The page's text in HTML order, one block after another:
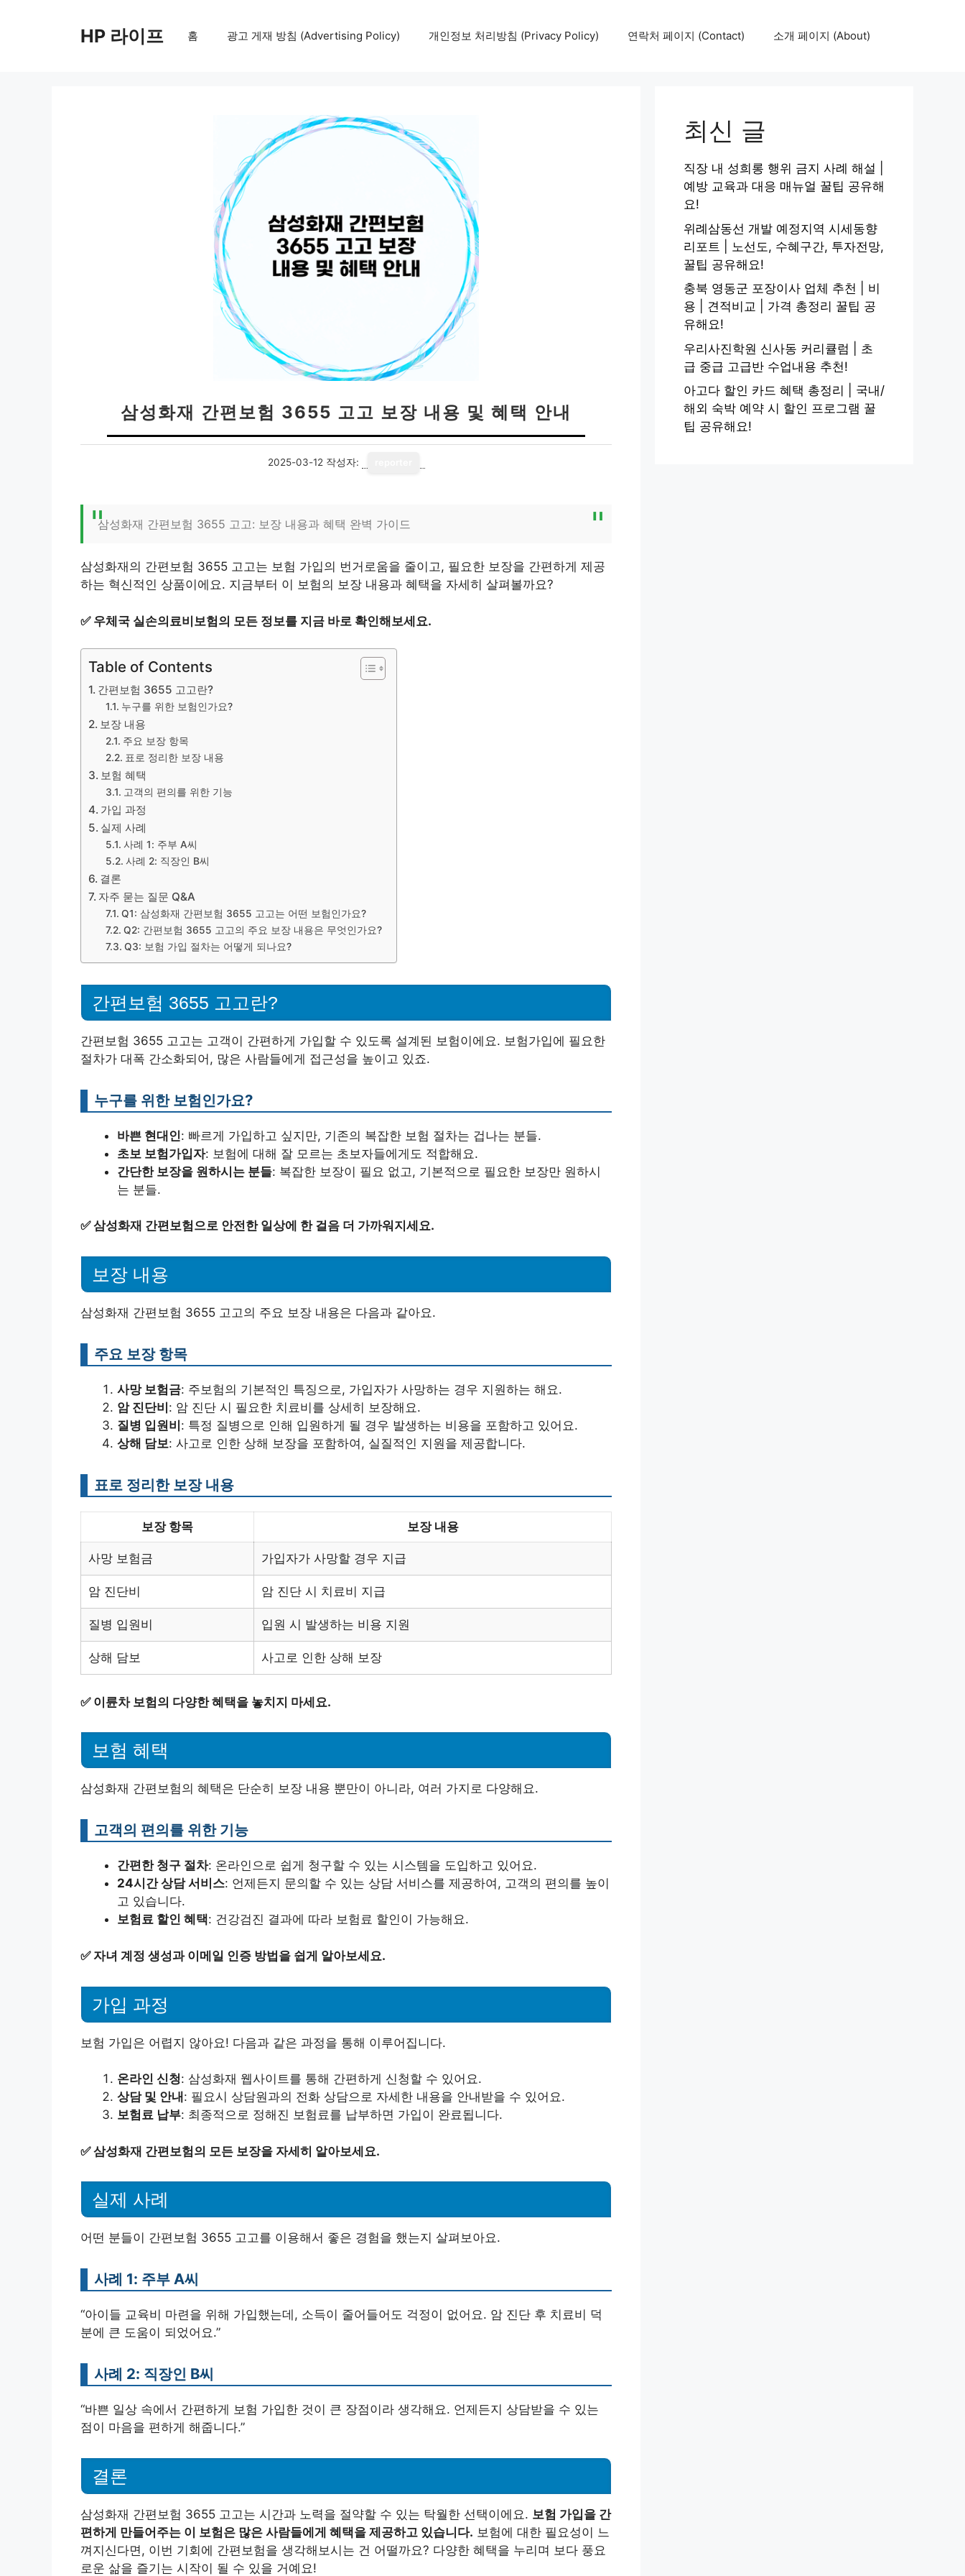
HP 라이프 홈 광고 게재 방침 (Advertising Policy) 개인정보 처리방침 (Privacy Policy) 연락처 페이지 (Contact) 소개 페이지 (About)
삼성화재 간편보험 3655 고고 보장 내용 및 혜택 안내
2025-03-12 작성자:
삼성화재 간편보험 3655 고고: 보장 내용과 혜택 완벽 가이드
삼성화재의 간편보험 3655 고고는 보험 가입의 번거로움을 줄이고, 필요한 보장을 간편하게 제공
하는 혁신적인 상품이에요. 지금부터 이 보험의 보장 내용과 혜택을 자세히 살펴볼까요?
✅ 우체국 실손의료비보험의 모든 정보를 지금 바로 확인해보세요.
Table of Contents
간편보험 3655 고고란?
누구를 위한 보험인가요?
보장 내용
주요 보장 항목
표로 정리한 보장 내용
보험 혜택
고객의 편의를 위한 기능
가입 과정
실제 사례
사례 1: 주부 A씨
사례 2: 직장인 B씨
결론
자주 묻는 질문 Q&A
Q1: 삼성화재 간편보험 3655 고고는 어떤 보험인가요?
Q2: 간편보험 3655 고고의 주요 보장 내용은 무엇인가요?
Q3: 보험 가입 절차는 어떻게 되나요?
간편보험 3655 고고란?
간편보험 3655 고고는 고객이 간편하게 가입할 수 있도록 설계된 보험이에요. 보험가입에 필요한
절차가 대폭 간소화되어, 많은 사람들에게 접근성을 높이고 있죠.
누구를 위한 보험인가요?
바쁜 현대인: 빠르게 가입하고 싶지만, 기존의 복잡한 보험 절차는 겁나는 분들.
초보 보험가입자: 보험에 대해 잘 모르는 초보자들에게도 적합해요.
간단한 보장을 원하시는 분들: 복잡한 보장이 필요 없고, 기본적으로 필요한 보장만 원하시
는 분들.
✅삼성화재 간편보험으로 안전한 일상에 한 걸음 더 가까워지세요.
보장 내용
삼성화재 간편보험 3655 고고의 주요 보장 내용은 다음과 같아요.
주요 보장 항목
사망 보험금: 주보험의 기본적인 특징으로, 가입자가 사망하는 경우 지원하는 해요.
암 진단비 : 암 진단 시 필요한 치료비를 상세히 보장해요.
질병 입원비 : 특정 질병으로 인해 입원하게 될 경우 발생하는 비용을 포함하고 있어요.
상해 담보: 사고로 인한 상해 보장을 포함하여, 실질적인 지원을 제공합니다.
표로 정리한 보장 내용
보장 항목 보장 내용
사망 보험금 가입자가 사망할 경우 지급
암 진단비 암 진단 시 치료비 지급
질병 입원비 입원 시 발생하는 비용 지원
상해 담보 사고로 인한 상해 보장
✅ 이륜차 보험의 다양한 혜택을 놓치지 마세요.
보험 혜택
삼성화재 간편보험의 혜택은 단순히 보장 내용 뿐만이 아니라, 여러 가지로 다양해요.
고객의 편의를 위한 기능
간편한 청구 절차: 온라인으로 쉽게 청구할 수 있는 시스템을 도입하고 있어요.
24시간 상담 서비스: 언제든지 문의할 수 있는 상담 서비스를 제공하여, 고객의 편의를 높이
고 있습니다.
보험료 할인 혜택: 건강검진 결과에 따라 보험료 할인이 가능해요.
✅ 자녀 계정 생성과 이메일 인증 방법을 쉽게 알아보세요.
가입 과정
보험 가입은 어렵지 않아요! 다음과 같은 과정을 통해 이루어집니다.
온라인 신청: 삼성화재 웹사이트를 통해 간편하게 신청할 수 있어요.
상담 및 안내 : 필요시 상담원과의 전화 상담으로 자세한 내용을 안내받을 수 있어요.
보험료 납부: 최종적으로 정해진 보험료를 납부하면 가입이 완료됩니다.
✅삼성화재 간편보험의 모든 보장을 자세히 알아보세요.
실제 사례
어떤 분들이 간편보험 3655 고고를 이용해서 좋은 경험을 했는지 살펴보아요.
사례 1: 주부 A씨
“아이들 교육비 마련을 위해 가입했는데, 소득이 줄어들어도 걱정이 없어요. 암 진단 후 치료비 덕
분에 큰 도움이 되었어요.”
사례 2: 직장인 B씨
“바쁜 일상 속에서 간편하게 보험 가입한 것이 큰 장점이라 생각해요. 언제든지 상담받을 수 있는
점이 마음을 편하게 해줍니다.”
결론
삼성화재 간편보험 3655 고고는 시간과 노력을 절약할 수 있는 탁월한 선택이에요. 보험 가입을 간
편하게 만들어주는 이 보험은 많은 사람들에게 혜택을 제공하고 있습니다. 보험에 대한 필요성이 느
껴지신다면, 이번 기회에 간편보험을 생각해보시는 건 어떨까요? 다양한 혜택을 누리며 보다 풍요
로운 삶을 즐기는 시작이 될 수 있을 거예요!
최신 글
직장 내 성희롱 행위 금지 사례 해설 |
예방 교육과 대응 매뉴얼 꿀팁 공유해
요!
위례삼동선 개발 예정지역 시세동향
리포트 | 노선도, 수혜구간, 투자전망,
꿀팁 공유해요!
충북 영동군 포장이사 업체 추천 | 비
용 | 견적비교 | 가격 총정리 꿀팁 공
유해요!
우리사진학원 신사동 커리큘럼 | 초
급 중급 고급반 수업내용 추천!
아고다 할인 카드 혜택 총정리 | 국내/
해외 숙박 예약 시 할인 프로그램 꿀
팁 공유해요!